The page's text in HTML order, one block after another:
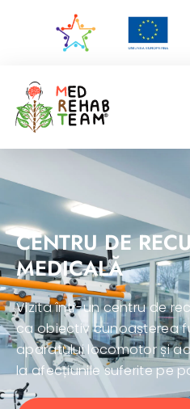
CENTRU DE
MEDICALĂ
Vizita într-un centru de
ca obiectiv cunoașterea
aparatului locomotor și
la afecțiunile suferite pe